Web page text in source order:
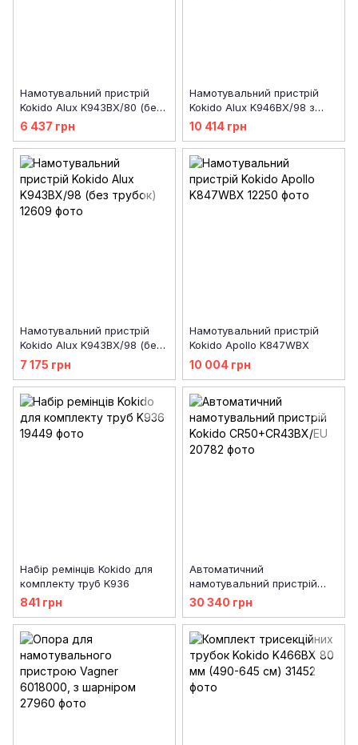
Намотувальний пристрій
Kokido Alux K943BX/80 (без
трубок)
6 437 грн
Намотувальний пристрій
Kokido Alux K946BX/98 з
підсилювачем Presto (без
10 414 грн
Намотувальний пристрій
Kokido Alux K943BX/98 (без
трубок)
7 175 грн
Намотувальний пристрій
Kokido Apollo K847WBX
10 004 грн
Набір ремінців Kokido для
комплекту труб K936
841 грн
Автоматичний
намотувальний пристрій
Kokido CR50+CR43BX/EU
30 340 грн